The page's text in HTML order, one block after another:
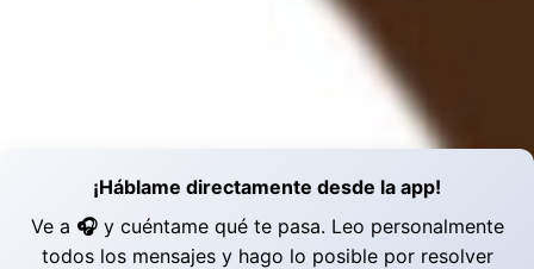
¡Háblame directamente desde la app!
Ve a 🎧y cuéntame qué te pasa. Leo personalmente
todos los mensajes y hago lo posible por resolver